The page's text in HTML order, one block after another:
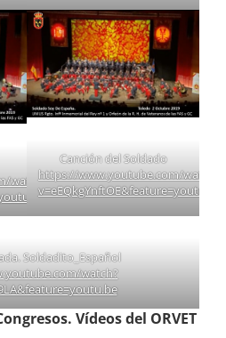
watch?
Canción del Soldado
https://www.youtube.com/watch?
v=eEQkgYnftOE&feature=youtu.be
Soldadito_Español
watch?
Vídeos del ORVET